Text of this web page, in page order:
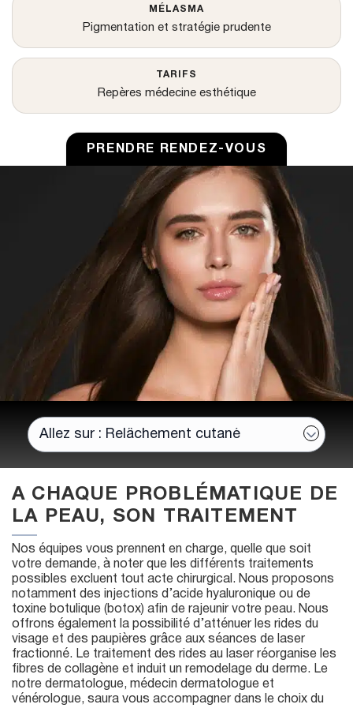
MÉLASMA
Pigmentation et stratégie prudente
TARIFS
Repères médecine esthétique
PRENDRE RENDEZ-VOUS
A CHAQUE PROBLÉMATIQUE DE
LA PEAU, SON TRAITEMENT
Nos équipes vous prennent en charge, quelle que soit
votre demande, à noter que les différents traitements
possibles excluent tout acte chirurgical. Nous proposons
notamment des injections d’acide hyaluronique ou de
toxine botulique (botox) afin de rajeunir votre peau. Nous
offrons également la possibilité d’atténuer les rides du
visage et des paupières grâce aux séances de laser
fractionné. Le traitement des rides au laser réorganise les
fibres de collagène et induit un remodelage du derme. Le
notre dermatologue, médecin dermatologue et
vénérologue, saura vous accompagner dans le choix du